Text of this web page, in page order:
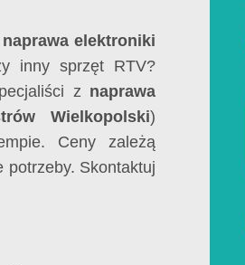
naprawa elektroniki
inny sprzęt RTV?
z naprawa
Wielkopolski)
Ceny zależą
potrzeby. Skontaktuj